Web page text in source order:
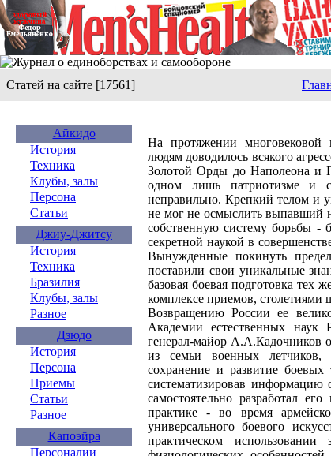
Статей на сайте [17561]
Айкидо
История
Техника
Клубы, залы
Персона
Статьи
Джиу-Джитсу
История
Техника
Бразилия
Клубы, залы
Разное
Дзюдо
История
Персона
Приемы
Статьи
Разное
Капоэйра
Персоналии
На протяжении многовековой
людям доводилось всякого
Золотой Орды до Наполеона и
одном лишь патриотизме и
неправильно. Крепкий телом и
не мог не осмыслить выпавший
собственную систему борьбы -
секретной наукой в
Вынужденные покинуть
поставили свои уникальные
базовая боевая подготовка
комплексе приемов,
Возвращению России ее
Академии естественных
генерал-майор А.А.Кадочников
из семьи военных летчиков,
сохранение и развитие
систематизировав информацию
самостоятельно разработал
практике - во время
универсального боевого
практическом